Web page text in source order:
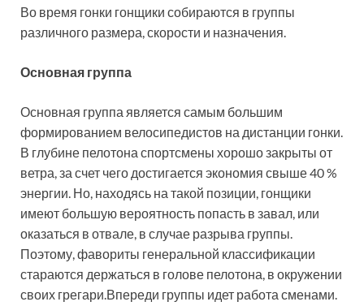
Во время гонки гонщики собираются в группы
различного размера, скорости и назначения.
Основная группа
Основная группа является самым большим
формированием велосипедистов на дистанции гонки.
В глубине пелотона спортсмены хорошо закрыты от
ветра, за счет чего достигается экономия свыше 40 %
энергии. Но, находясь на такой позиции, гонщики
имеют большую вероятность попасть в завал, или
оказаться в отвале, в случае разрыва группы.
Поэтому, фавориты генеральной классификации
стараются держаться в голове пелотона, в окружении
своих грегари.Впереди группы идет работа сменами.